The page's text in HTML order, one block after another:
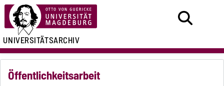
UNIVERSITÄTSARCHIV
Öffentlichkeitsarbeit